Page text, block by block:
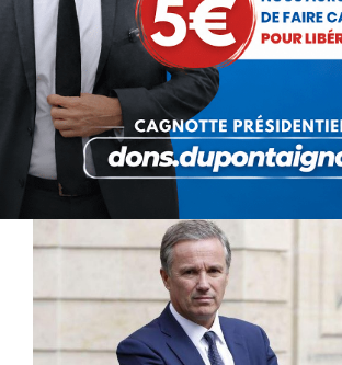
15 avril 2019
Avec l’ensemble des Français, j’ai
impuissant et pétrifié, à l’incendie
qui a dévasté la Cathédrale de
de-Paris. Comme tous nos
les larmes aux yeux devant ces…